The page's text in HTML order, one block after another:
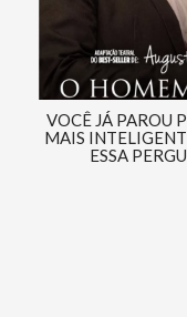
VOCÊ JÁ PAROU
MAIS
ESSA